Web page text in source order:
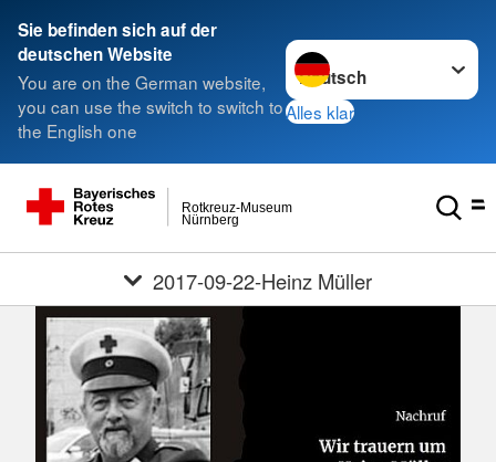
Sie befinden sich auf der
deutschen Website
You are on the German website,
you can use the switch to switch to
the English one
Sprache wechseln zu
Alles klar
Nürnberg
Rotkreuz-Museum
2017-09-22-Heinz Müller